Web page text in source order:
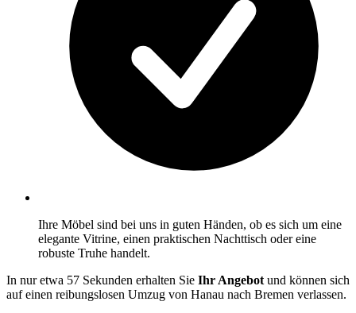
Ihre Möbel sind bei uns in guten Händen, ob es sich um eine
elegante Vitrine, einen praktischen Nachttisch oder eine
robuste Truhe handelt.
In nur etwa 57 Sekunden erhalten Sie Ihr Angebot und können sich
auf einen reibungslosen Umzug von Hanau nach Bremen verlassen.